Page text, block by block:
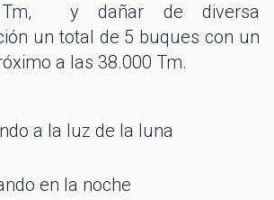
Tm, y dañar de diversa
un total de 5 buques con un
a las 38.000 Tm.
a la luz de la luna
en la noche